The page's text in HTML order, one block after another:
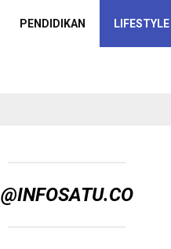
PENDIDIKAN LIFESTYLE
@INFOSATU.CO